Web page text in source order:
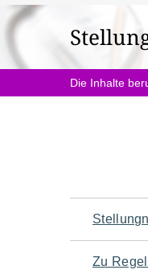
befinden
sich
hier:Die Inhalte
für
Zu